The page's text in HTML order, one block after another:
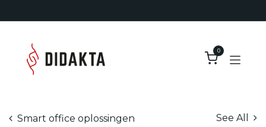
0
Smart office oplossingen See All